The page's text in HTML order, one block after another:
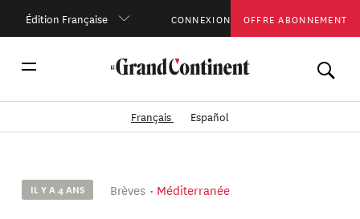
Édition Française CONNEXION OFFRE ABONNEMENT
Français Español
IL Y A 4 ANS Brèves Méditerranée